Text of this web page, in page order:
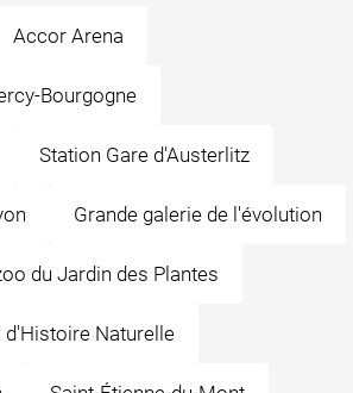
Accor Arena
Bourgogne
Station Gare d'Austerlitz
Grande galerie de l'évolution
du Jardin des Plantes
Naturelle